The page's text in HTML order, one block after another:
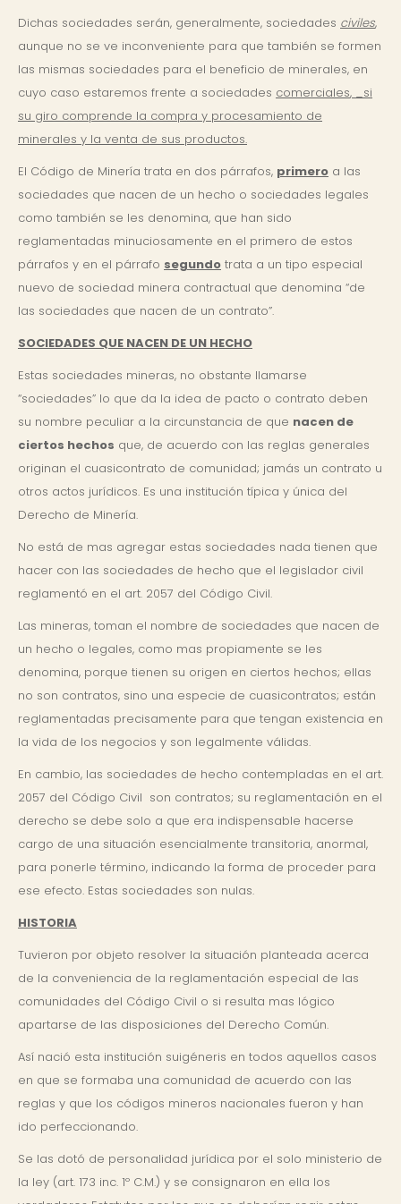
Dichas sociedades serán, generalmente, sociedades civiles,
aunque no se ve inconveniente para que también se formen
las mismas sociedades para el beneficio de mi­nerales, en
cuyo caso estaremos frente a sociedades comerciales, _si
su giro comprende la compra y procesamiento de
minerales y la venta de sus productos.
El Código de Minería trata en dos párrafos, primero a las
sociedades que nacen de un hecho o sociedades legales
como también se les denomina, que han sido
reglamentadas minuciosamente en el primero de estos
párrafos y en el párrafo segundo trata a un tipo especial
nuevo de sociedad minera contractual que denomina “de
las sociedades que nacen de un contrato”.
SOCIEDADES QUE NACEN DE UN HECHO
Estas sociedades mineras, no obstante llamarse
“sociedades” lo que da la idea de pacto o contrato deben
su nombre peculiar a la circunstancia de que nacen de
ciertos hechos que, de acuerdo con las reglas generales
originan el cuasicontrato de comunidad; jamás un contrato u
otros actos jurídicos. Es una institución típica y única del
Derecho de Minería.
No está de mas agregar estas sociedades nada tienen que
hacer con las sociedades de hecho que el legislador civil
reglamentó en el art. 2057 del Código Civil.
Las mineras, toman el nombre de sociedades que nacen de
un hecho o legales, como mas propiamente se les
denomina, porque tienen su origen en ciertos hechos; ellas
no son contratos, sino una especie de cuasicontratos; están
reglamentadas precisamente para que tengan existencia en
la vida de los negocios y son legalmente válidas.
En cambio, las sociedades de hecho contempladas en el art.
2057 del Código Civil son contratos; su reglamentación en el
derecho se debe solo a que era indispensable hacerse
cargo de una situación esencialmente transitoria, anormal,
para ponerle término, indicando la forma de proceder para
ese efecto. Estas sociedades son nulas.
HISTORIA
Tuvieron por objeto resolver la situación planteada acerca
de la conveniencia de la reglamentación especial de las
comunidades del Código Civil o si resulta mas lógico
apartarse de las disposiciones del Derecho Común.
Así nació esta institución suigéneris en todos aquellos casos
en que se formaba una comunidad de acuerdo con las
reglas y que los códigos mineros nacionales fueron y han
ido perfeccionando.
Se las dotó de personalidad jurídica por el solo ministerio de
la ley (art. 173 inc. 1º C.M.) y se consignaron en ella los